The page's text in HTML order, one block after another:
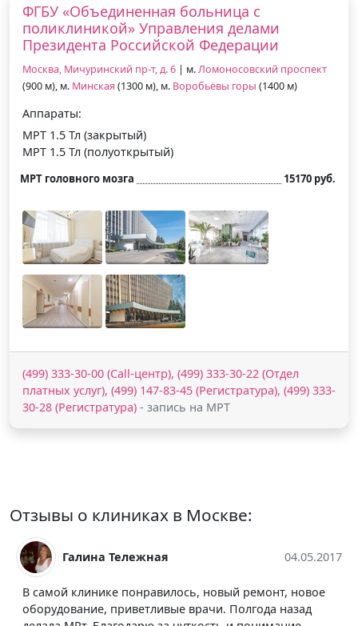
ФГБУ «Объединенная больница с
поликлиникой» Управления делами
Президента Российской Федерации
Москва, Мичуринский пр-т, д. 6 | м.Ломоносовский проспект
(900 м), м. Минская (1300 м), м. Воробьёвы горы (1400 м)
Аппараты:
МРТ 1.5 Тл (закрытый)
МРТ 1.5 Тл (полуоткрытый)
МРТ головного мозга 15170 руб.
(499) 333-30-00 (Call-центр), (499) 333-30-22 (Отдел
платных услуг), (499) 147-83-45 (Регистратура), (499) 333-
30-28 (Регистратура) - запись на МРТ
Отзывы о клиниках в Москве:
Татьяна Лапушева
Большое спасибо коллективу кабинета МРТ,
медсестре Сусанне, а также грамотному доктору за